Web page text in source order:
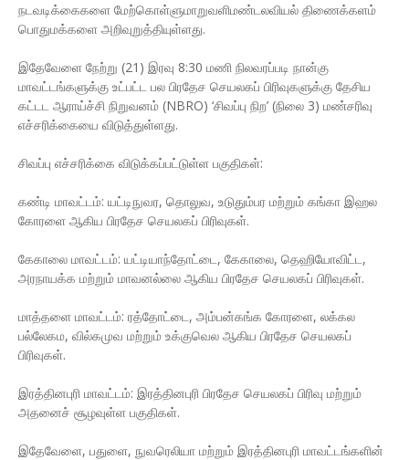
நடவடிக்கைகளை மேற்கொள்ளுமாறுவளிமண்டலவியல் திணைக்களம்
பொதுமக்களை அறிவுறுத்தியுள்ளது.
இதேவேளை நேற்று (21) இரவு 8:30 மணி நிலவரப்படி நான்கு
மாவட்டங்களுக்கு உட்பட்ட பல பிரதேச செயலகப் பிரிவுகளுக்கு தேசிய
கட்டட ஆராய்ச்சி நிறுவனம் (NBRO) ‘சிவப்பு நிற’ (நிலை 3) மண்சரிவு
எச்சரிக்கையை விடுத்துள்ளது.
சிவப்பு எச்சரிக்கை விடுக்கப்பட்டுள்ள பகுதிகள்:
கண்டி மாவட்டம்: யட்டிநுவர, தொலுவ, உடுதும்பர மற்றும் கங்கா இஹல
கோரளை ஆகிய பிரதேச செயலகப் பிரிவுகள்.
கேகாலை மாவட்டம்: யட்டியாந்தோட்டை, கேகாலை, தெஹியோவிட்ட,
அரநாயக்க மற்றும் மாவனல்லை ஆகிய பிரதேச செயலகப் பிரிவுகள்.
மாத்தளை மாவட்டம்: ரத்தோட்டை, அம்பன்கங்க கோரளை, லக்கல
பல்லேகம, வில்கமுவ மற்றும் உக்குவெல ஆகிய பிரதேச செயலகப்
பிரிவுகள்.
இரத்தினபுரி மாவட்டம்: இரத்தினபுரி பிரதேச செயலகப் பிரிவு மற்றும்
அதனைச் சூழவுள்ள பகுதிகள்.
இதேவேளை, பதுளை, நுவரெலியா மற்றும் இரத்தினபுரி மாவட்டங்களின்